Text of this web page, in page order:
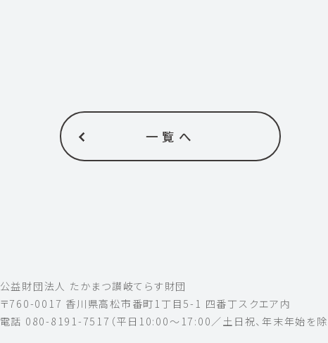
一覧へ
公益財団法人 たかまつ讃岐てらす財団
〒760-0017 香川県高松市番町1丁目5-1 四番丁スクエア内
電話 080-8191-7517（平日10:00〜17:00／土日祝、年末年始を除